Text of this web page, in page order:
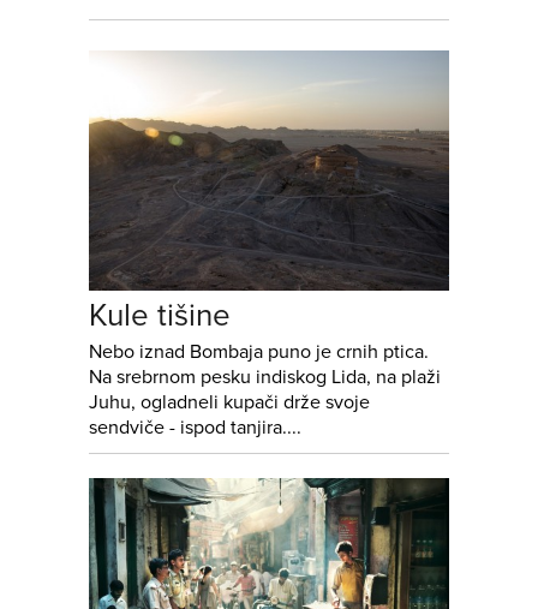
Kule tišine
Nebo iznad Bombaja puno je crnih ptica.
Na srebrnom pesku indiskog Lida, na plaži
Juhu, ogladneli kupači drže svoje
sendviče - ispod tanjira....